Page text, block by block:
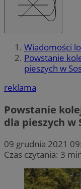
Wiadomości
Powstanie
pieszych w
reklama
Powstanie
dla pieszych w
09 grudnia 2021
Czas czytania: 3